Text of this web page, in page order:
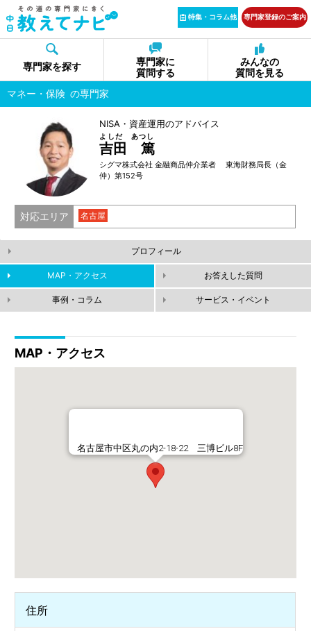
特集・コラム他 専門家登録のご案内
専門家を探す
専門家に
質問する
みんなの
質問を見る
マネー・保険 の専門家
NISA・資産運用のアドバイス
吉田 篤
よしだ あつし
シグマ株式会社 金融商品仲介業者 東海財務局長（金
仲）第152号
対応エリア 名古屋
プロフィール
MAP・アクセス お答えした質問
事例・コラム サービス・イベント
MAP・アクセス
名古屋市中区丸の内2-18-22 三博ビル8F
住所